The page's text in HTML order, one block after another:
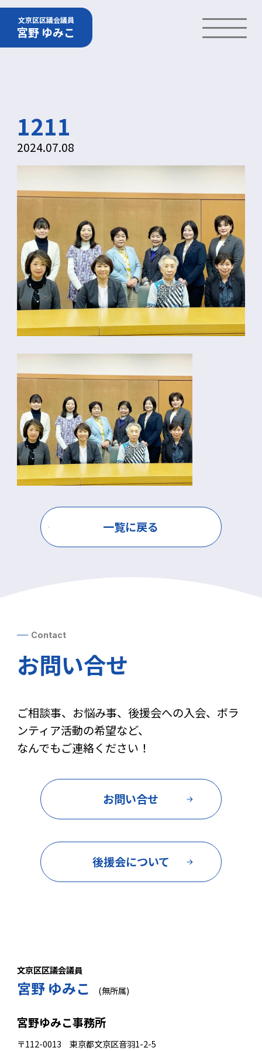
文京区区議会議員
宮野 ゆみこ
1211
2024.07.08
一覧に戻る
Contact
お問い合せ
ご相談事、お悩み事、後援会への入会、ボラ
ンティア活動の希望など、
なんでもご連絡ください！
お問い合せ
後援会について
文京区区議会議員
宮野 ゆみこ (無所属)
宮野ゆみこ事務所
〒112-0013 東京都文京区音羽1-2-5